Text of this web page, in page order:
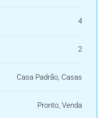
4
2
Casa Padrão, Casas
Pronto, Venda